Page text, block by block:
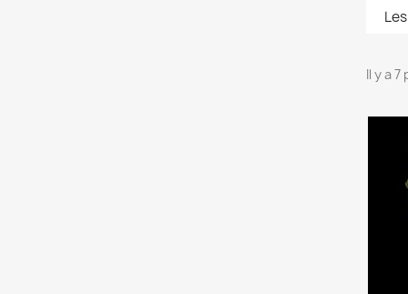
Il y a